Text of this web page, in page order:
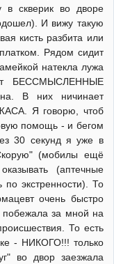
в скверик во дворе
И вижу такую
кисть разбита или
Рядом сидит
натекла лужа
БЕССМЫСЛЕННЫЕ
В них ничинает
Я говорю, чтоб
помощь - и бегом
30 секунд я уже в
(мобилы ещё
(аптечные
по экстренности). То
очень быстро
побежала за мной на
То есть
- НИКОГО!!! только
во двор заезжала